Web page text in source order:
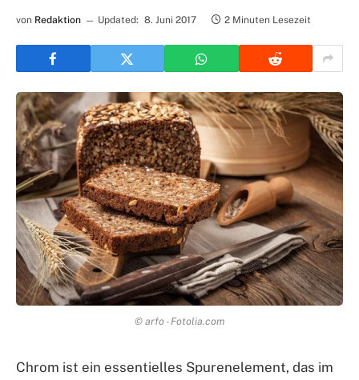
von Redaktion Updated: 8. Juni 2017 2 Minuten Lesezeit
© arfo - Fotolia.com
Chrom ist ein essentielles Spurenelement, das im